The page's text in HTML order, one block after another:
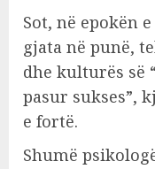
Sot, në epokën
gjata në punë,
dhe kulturës së
pasur sukses”,
e fortë.
Shumë